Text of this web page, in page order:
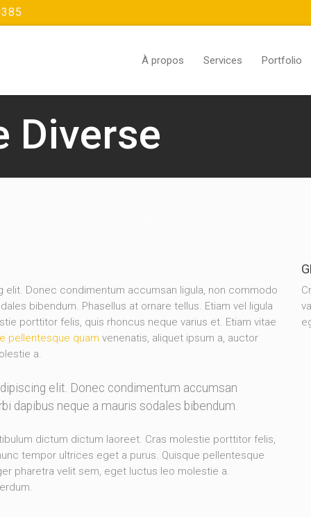
À propos Services Portfolio
Diverse
Donec condimentum accumsan ligula, non commodo
bibendum. Phasellus at ornare tellus. Etiam vel ligula
porttitor felis, quis rhoncus neque varius et. Etiam vitae
pellentesque quam venenatis, aliquet ipsum a, auctor
a.
elit. Donec condimentum accumsan
dapibus neque a mauris sodales bibendum.
dictum dictum laoreet. Cras molestie porttitor felis,
tempor ultrices eget a purus. Quisque pellentesque
pharetra velit sem, eget luctus leo molestie a.